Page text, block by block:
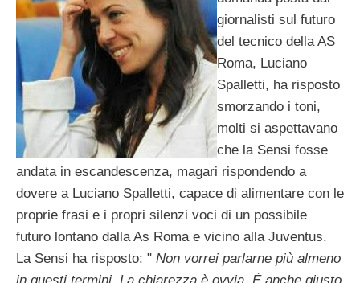
giornalisti sul futuro
del tecnico della AS
Roma, Luciano
Spalletti, ha risposto
smorzando i toni,
molti si aspettavano
che la Sensi fosse
andata in escandescenza, magari rispondendo a
dovere a Luciano Spalletti, capace di alimentare con le
proprie frasi e i propri silenzi voci di un possibile
futuro lontano dalla As Roma e vicino alla Juventus.
La Sensi ha risposto: " Non vorrei parlarne più almeno